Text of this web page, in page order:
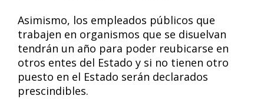
Asimismo, los empleados públicos que
trabajen en organismos que se disuelvan
tendrán un año para poder reubicarse en
otros entes del Estado y si no tienen otro
puesto en el Estado serán declarados
prescindibles.